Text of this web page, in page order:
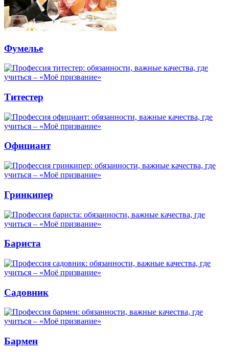
Фумелье
Титестер
Официант
Гринкипер
Бариста
Садовник
Бармен